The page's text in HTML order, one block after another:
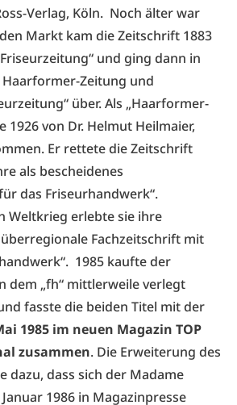
Verlag, Köln. Noch älter war
Markt kam die Zeitschrift 1883
und ging dann in
Haarformer-Zeitung und
über. Als „Haarformer-
1926 von Dr. Helmut Heilmaier,
Er rettete die Zeitschrift
als bescheidenes
das Friseurhandwerk“.
Weltkrieg erlebte sie ihre
Fachzeitschrift mit
1985 kaufte der
dem „fh“ mittlerweile verlegt
fasste die beiden Titel mit der
1985 im neuen Magazin TOP
zusammen. Die Erweiterung des
dazu, dass sich der Madame
1986 in Magazinpresse